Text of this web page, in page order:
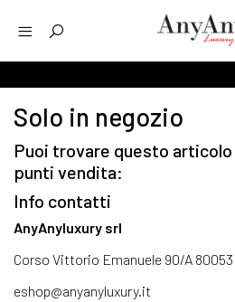
Solo in negozio
Puoi trovare questo
punti vendita:
Info contatti
AnyAnyluxury srl
Corso Vittorio Emanuele 90/A
eshop@anyanyluxury.it